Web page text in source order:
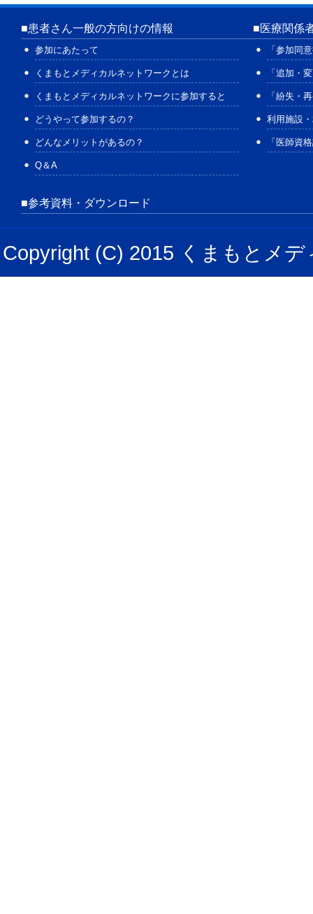
■患者さん一般の方向けの情報 ■医療関係
参加にあたって
くまもとメディカルネットワークとは
くまもとメディカルネットワークに参加すると
どうやって参加するの？
どんなメリットがあるの？
Q＆A
「参加同
「追加・
「紛失・
利用施設
「医師資
■参考資料・ダウンロード
Copyright (C) 2015 くまもとメ